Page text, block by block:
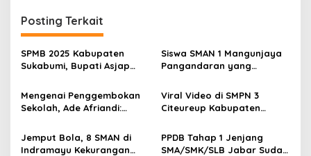
g
a
s
i
p
o
s
Posting Terkait
SPMB 2025 Kabupaten
Sukabumi, Bupati Asjap
dan Pungli Kepada Ortu
Siswa
Siswa SMAN 1 Mangunjaya
Pangandaran yang
Makanan Sudah
Diperbolehkan Pulang
Mengenai Penggembokan
Sekolah, Ade Afriandi:
Aturan
Viral Video di SMPN 3
Citeureup Kabupaten
Namun Tidak Diterima
Jemput Bola, 8 SMAN di
Indramayu Kekurangan
PPDB Tahap 1 Jenjang
SMA/SMK/SLB Jabar Sudah